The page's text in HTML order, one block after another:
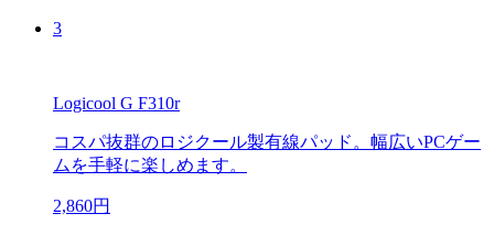
3
Logicool G F310r
コスパ抜群のロジクール製有線パッド。幅広いPCゲー
ムを手軽に楽しめます。
2,860円